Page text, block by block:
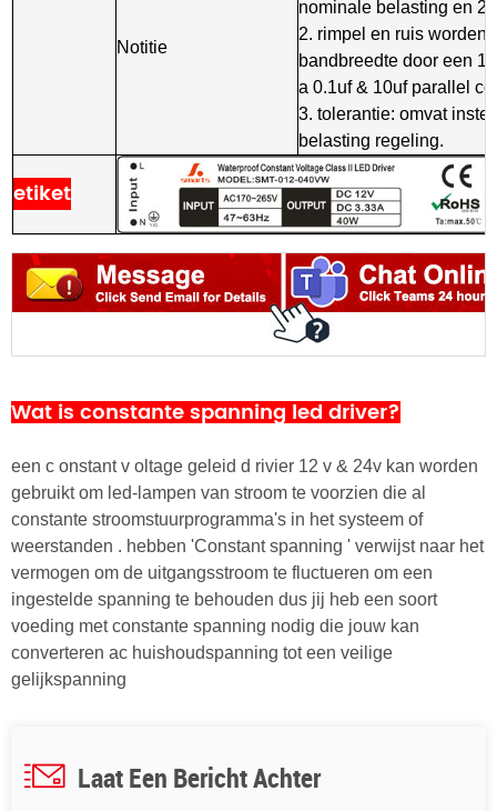
Notitie
nominale belasting en
2. rimpel en ruis worden
bandbreedte door een
a 0.1uf & 10uf parallel
3. tolerantie: omvat
belasting regeling.
etiket
Wat is constante spanning led driver?
een c onstantv oltage geleid d rivier 12 v & 24v kan worden
gebruikt om led-lampen van stroom te voorzien die al
constante stroomstuurprogramma's in het systeem of
weerstanden . hebben 'Constant spanning ' verwijst naar het
vermogen om de uitgangsstroom te fluctueren om een ​​
ingestelde spanning te behouden dus jij heb een soort
voeding met constante spanning nodig die jouw kan
converteren ac huishoudspanning tot een veilige
gelijkspanning
Laat Een Bericht Achter